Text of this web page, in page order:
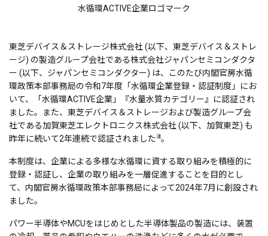
水循環ACTIVE企業ロゴマーク
東芝デバイス＆ストレージ株式会社 (以下、東芝デバイス＆ストレ
ージ) の製造グループ会社である株式会社ジャパンセミコンダクタ
ー (以下、ジャパンセミコンダクター) は、このたび内閣官房水循
環政策本部事務局の令和7年度「水循環企業登録・認証制度」にお
いて、「水循環ACTIVE企業」『水量水質カテゴリー』に認証され
ました。また、東芝デバイス＆ストレージおよび製造グループ会
社である加賀東芝エレクトロニクス株式会社 (以下、加賀東芝) も
昨年に続いて2年連続で認証されました注。
本制度は、企業による多様な水循環に資する取り組みを積極的に
登録・認証し、企業の取り組みを一層促進することを目的とし
て、内閣官房水循環政策本部事務局によって2024年7月に創設され
ました。
パワー半導体やMCUをはじめとした半導体製品の製造には、装置